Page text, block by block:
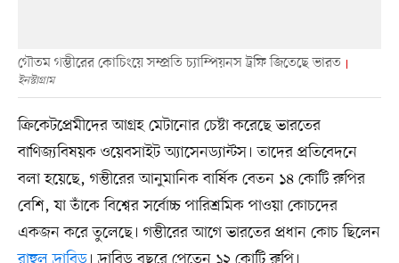
গৌতম গম্ভীরের কোচিংয়ে সম্প্রতি চ্যাম্পিয়নস ট্রফি জিতেছে ভারত
ইনস্টাগ্রাম
ক্রিকেটপ্রেমীদের আগ্রহ মেটানোর চেষ্টা করেছে ভারতের
বাণিজ্যবিষয়ক ওয়েবসাইট অ্যাসেনড্যান্টস। তাদের প্রতিবেদনে
বলা হয়েছে, গম্ভীরের আনুমানিক বার্ষিক বেতন ১৪ কোটি রুপির
বেশি, যা তাঁকে বিশ্বের সর্বোচ্চ পারিশ্রমিক পাওয়া কোচদের
একজন করে তুলেছে। গম্ভীরের আগে ভারতের প্রধান কোচ ছিলেন